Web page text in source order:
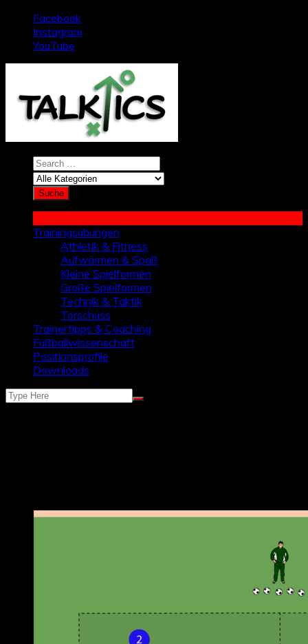
springen
Facebook
Instagram
YouTube
Trainingsübungen
Athletik & Fitness
Aufwärmen & Spaß
Kleine Spielformen
Große Spielformen
Technik & Taktik
Torschuss
Trainertipps & Coaching
Fußballwissenschaft
Positionsprofile
Downloads